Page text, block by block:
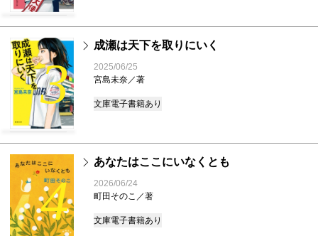
3
成瀬は天下を取りにいく
2025/06/25
宮島未奈／著
文庫電子書籍あり
4
あなたはここにいなくとも
2026/06/24
町田そのこ／著
文庫電子書籍あり